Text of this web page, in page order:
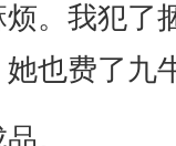
。我犯了
也费了九
。